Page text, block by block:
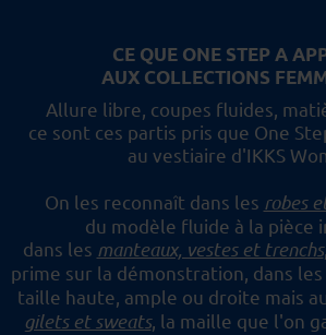
CE QUE ONE STEP A
AUX COLLECTIONS
Allure libre, coupes fluides,
ce sont ces partis pris que One
au vestiaire d'IKKS
On les reconnaît dans les robes
du modèle fluide à la pièce
dans les manteaux, vestes et trenchs
prime sur la démonstration, dans les
taille haute, ample ou droite mais
gilets et sweats, la maille que l'on